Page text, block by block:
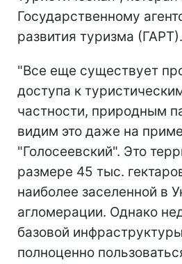
Государственному
развития туризма (ГАРТ).
"Все еще существует
доступа к
частности, природным
видим это даже на
"Голосеевский". Это
размере 45 тыс.
наиболее заселенной в
агломерации. Однако
базовой
полноценно